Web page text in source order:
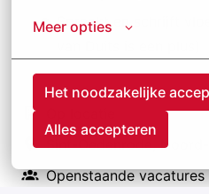
Meer opties
Het noodzakelijke
Alles accepteren
Spreekt en schrijft
Sint-Oedenrode, Noord-
Openstaande vacatures